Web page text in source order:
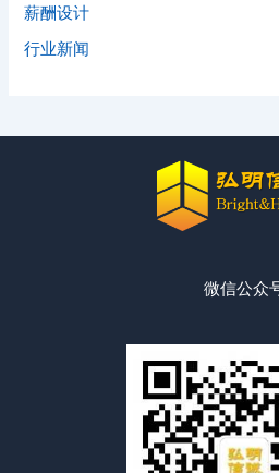
薪酬设计
行业新闻
微信公众